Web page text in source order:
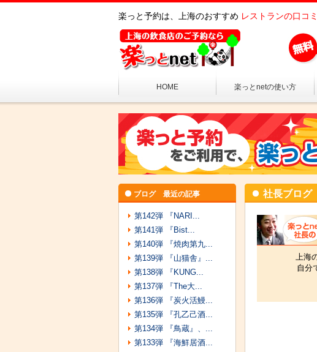
楽っと予約は、上海のおすすめ レストランの口コ
HOME 楽っとnetの使い方
ブログ 最近の記事
第142弾 『NARI...
第141弾 『Bist...
第140弾 『焼肉第九...
第139弾 『山猫舎』...
第138弾 『KUNG...
第137弾 『The大...
第136弾 『炭火活鰻...
第135弾 『孔乙己酒...
第134弾 『鳥蔵』、...
第133弾 『海鮮居酒...
社長ブログ
上海
自分